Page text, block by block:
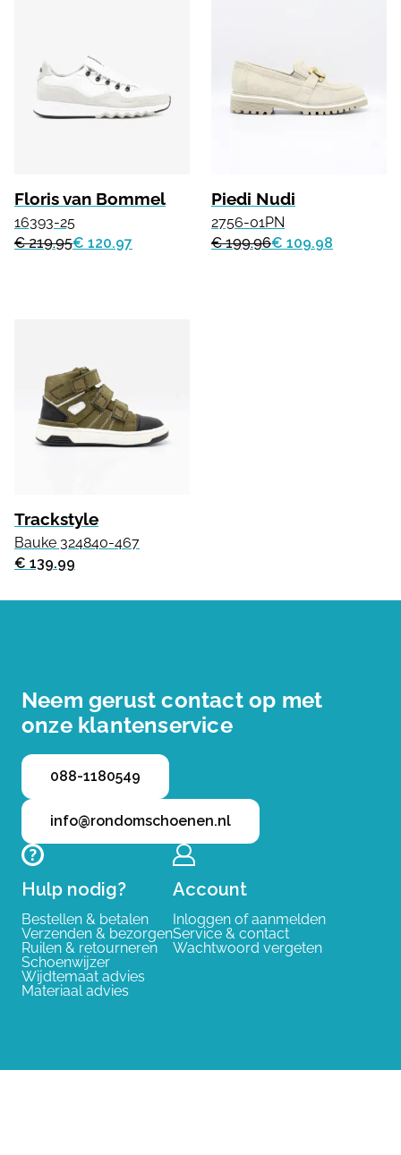
Floris van Bommel
16393-25
€ 219.95€ 120.97
Piedi Nudi
2756-01PN
€ 199.96€ 109.98
Trackstyle
Bauke 324840-467
€ 139.99
Neem gerust contact op met
onze klantenservice
088-1180549
info@rondomschoenen.nl
Hulp nodig?
Bestellen & betalen
Verzenden & bezorgen
Ruilen & retourneren
Schoenwijzer
Wijdtemaat advies
Materiaal advies
Account
Inloggen of aanmelden
Service & contact
Wachtwoord vergeten